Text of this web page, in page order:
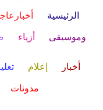
الرئيسية
وموسيقى أزياء
أخبار إعلام
مدونات